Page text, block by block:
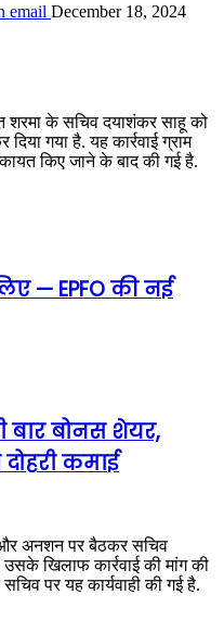
email December 18, 2024
शरमा के सचिव दयाशंकर साहू को
गया है. यह कार्रवाई ग्राम
किए जाने के बाद की गई है.
— EPFO की नई
बार बोनस शेयर,
कमाई
और अनशन पर बैठकर सचिव
खिलाफ कार्रवाई की मांग की
पर यह कार्यवाही की गई है.